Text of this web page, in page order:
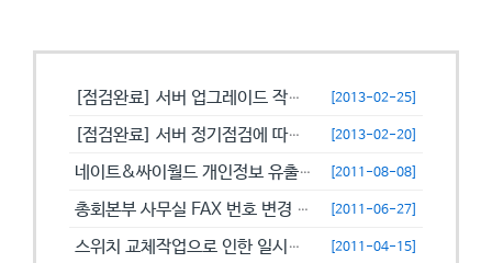
[점검완료] 서버 업그레이드 작업으로 일시적으로 사용이 불안정할수 있습니... [2013-02-25]
[점검완료] 서버 정기점검에 따른 이용 제한 안내 [2013-02-20]
네이트&싸이월드 개인정보 유출에 따른 비밀번호 변경 캠페인! [2011-08-08]
총회본부 사무실 FAX 번호 변경 안내 [2011-06-27]
스위치 교체작업으로 인한 일시접속제한 안내 [2011-04-15]